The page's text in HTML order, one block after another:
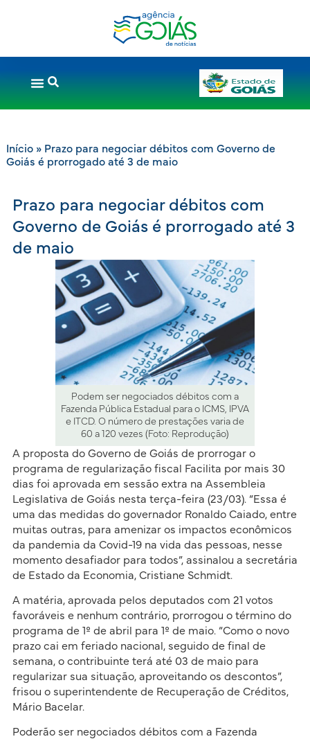
Início» Prazo para negociar débitos com Governo de
Goiás é prorrogado até 3 de maio
Prazo para negociar débitos com
Governo de Goiás é prorrogado até 3
de maio
Podem ser negociados débitos com a
Fazenda Pública Estadual para o ICMS, IPVA
e ITCD. O número de prestações varia de
60 a 120 vezes (Foto: Reprodução)
A proposta do Governo de Goiás de prorrogar o
programa de regularização fiscal Facilita por mais 30
dias foi aprovada em sessão extra na Assembleia
Legislativa de Goiás nesta terça-feira (23/03). “Essa é
uma das medidas do governador Ronaldo Caiado, entre
muitas outras, para amenizar os impactos econômicos
da pandemia da Covid-19 na vida das pessoas, nesse
momento desafiador para todos”, assinalou a secretária
de Estado da Economia, Cristiane Schmidt.
A matéria, aprovada pelos deputados com 21 votos
favoráveis e nenhum contrário, prorrogou o término do
programa de 1º de abril para 1º de maio. “Como o novo
prazo cai em feriado nacional, seguido de final de
semana, o contribuinte terá até 03 de maio para
regularizar sua situação, aproveitando os descontos”,
frisou o superintendente de Recuperação de Créditos,
Mário Bacelar.
Poderão ser negociados débitos com a Fazenda